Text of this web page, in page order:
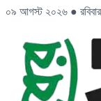
০৯ আগস্ট ২০২৬ ● রবিবার